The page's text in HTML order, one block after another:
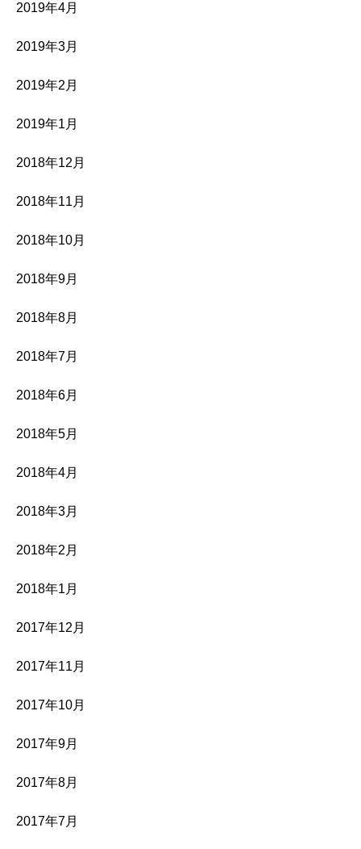
2019年4月
2019年3月
2019年2月
2019年1月
2018年12月
2018年11月
2018年10月
2018年9月
2018年8月
2018年7月
2018年6月
2018年5月
2018年4月
2018年3月
2018年2月
2018年1月
2017年12月
2017年11月
2017年10月
2017年9月
2017年8月
2017年7月